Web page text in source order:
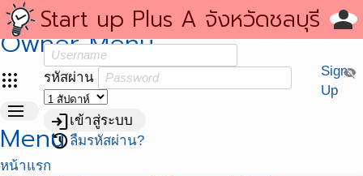
สถาบันนโยบายสาธารณะ (สนส. ม.อ.)
Owner Menu
apps
person มุมสมาชิก
ชื่อสมาชิก หรือ อีเมล์
รหัสผ่าน visibility_off
loginเข้าสู่ระบบ
restoreลืมรหัสผ่าน?
Sign
Up
menu
Menu
หน้าแรก
Start up Plus A จังหวัดชลบุรี person